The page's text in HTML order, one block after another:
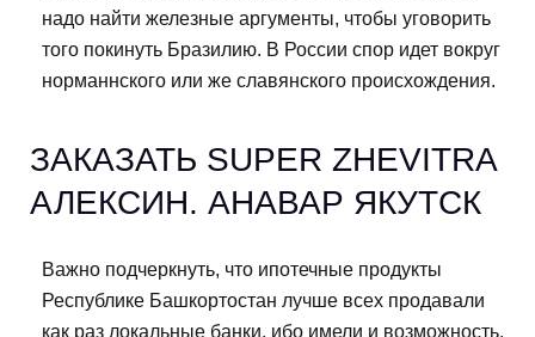
надо найти железные аргументы, чтобы уговорить
того покинуть Бразилию. В России спор идет вокруг
норманнского или же славянского происхождения.
ЗАКАЗАТЬ SUPER ZHEVITRA
АЛЕКСИН. АНАВАР ЯКУТСК
Важно подчеркнуть, что ипотечные продукты
Республике Башкортостан лучше всех продавали
как раз локальные банки, ибо имели и возможность,